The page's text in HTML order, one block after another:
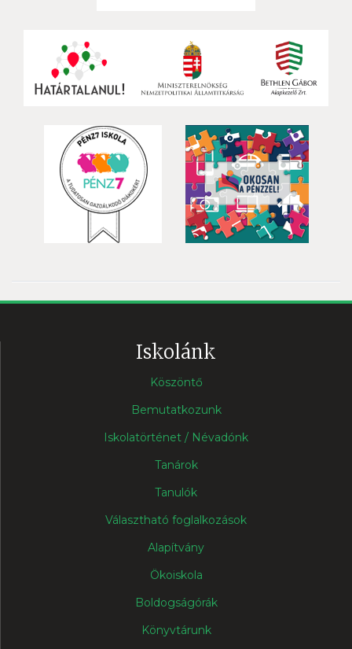
Iskolánk
Köszöntő
Bemutatkozunk
Iskolatörténet / Névadónk
Tanárok
Tanulók
Választható foglalkozások
Alapítvány
Ökoiskola
Boldogságórák
Könyvtárunk